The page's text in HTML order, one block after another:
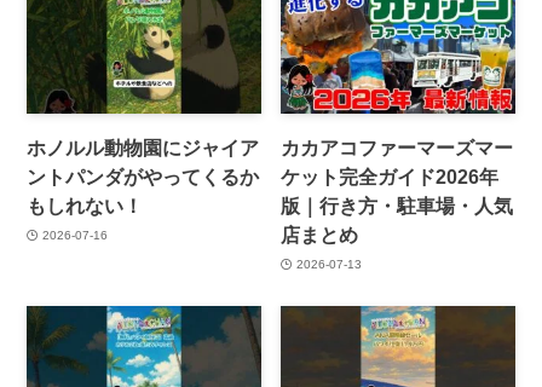
ホノルル動物園にジャイア
ントパンダがやってくるか
もしれない！
2026-07-16
カカアコファーマーズマー
ケット完全ガイド2026年
版｜行き方・駐車場・人気
店まとめ
2026-07-13